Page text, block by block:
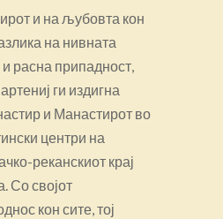
и на љубовта кон
на нивната
и расна припадност,
ги издигна
и Манастирот во
центри на
реканскиот крај
Со својот
кон сите, тој